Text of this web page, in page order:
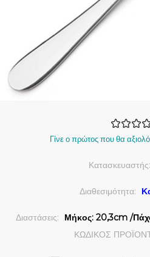
Γίνε ο πρώτος που θα
Κατασκευαστής:
Διαθεσιμότητα:
Διαστάσεις:
Μήκος: 20,3cm /
ΚΩΔΙΚΟΣ